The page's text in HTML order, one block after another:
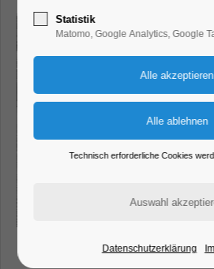
Statistik
Matomo, Google Analytics, Google
Technisch erforderliche Cookies
Datenschutzerklärung